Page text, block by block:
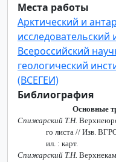
Места работы
Арктический и
исследовательский
Всероссийский
геологический
(ВСЕГЕИ)
Библиография
Основные
Спижарский Т.Н.
го листа // Изв.
ил. : карт.
Спижарский Т.Н.